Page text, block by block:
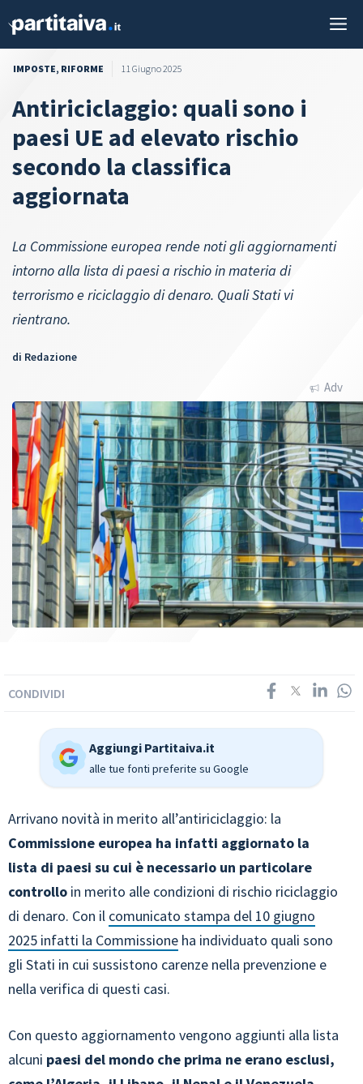
IMPOSTE, RIFORME 11 Giugno 2025
Antiriciclaggio: quali sono i
paesi UE ad elevato rischio
secondo la classifica
aggiornata
La Commissione europea rende noti gli aggiornamenti
intorno alla lista di paesi a rischio in materia di
terrorismo e riciclaggio di denaro. Quali Stati vi
rientrano.
di Redazione
Adv
CONDIVIDI
Aggiungi Partitaiva.it
alle tue fonti preferite su Google
Arrivano novità in merito all’antiriciclaggio: la
Commissione europea ha infatti aggiornato la
lista di paesi su cui è necessario un particolare
controllo in merito alle condizioni di rischio riciclaggio
di denaro. Con il comunicato stampa del 10 giugno
2025 infatti la Commissione ha individuato quali sono
gli Stati in cui sussistono carenze nella prevenzione e
nella verifica di questi casi.
Con questo aggiornamento vengono aggiunti alla lista
alcuni paesi del mondo che prima ne erano esclusi,